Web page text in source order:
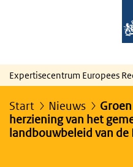
Expertisecentrum Europees
Start Nieuws
herziening van het
landbouwbeleid van de